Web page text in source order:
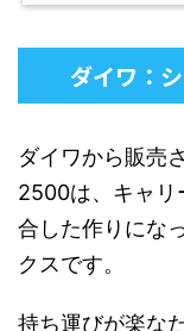
ダイワ：
ダイワから販売
2500は、キャリ
合した作りにな
クスです。
持ち運びが楽な